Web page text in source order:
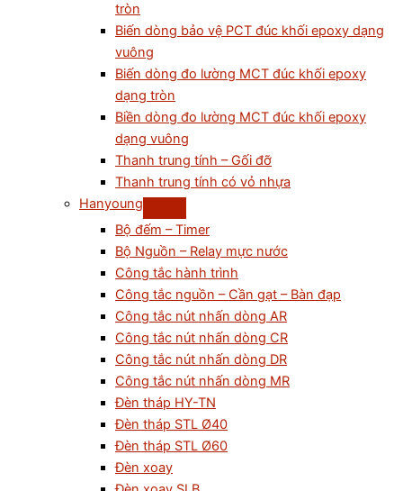
tròn
Biến dòng bảo vệ PCT đúc khối epoxy dạng
vuông
Biến dòng đo lường MCT đúc khối epoxy
dạng tròn
Biền dòng đo lường MCT đúc khối epoxy
dạng vuông
Thanh trung tính – Gối đỡ
Thanh trung tính có vỏ nhựa
Hanyoung
Bộ đếm – Timer
Bộ Nguồn – Relay mực nước
Công tắc hành trình
Công tắc nguồn – Cần gạt – Bàn đạp
Công tắc nút nhấn dòng AR
Công tắc nút nhấn dòng CR
Công tắc nút nhấn dòng DR
Công tắc nút nhấn dòng MR
Đèn tháp HY-TN
Đèn tháp STL Ø40
Đèn tháp STL Ø60
Đèn xoay